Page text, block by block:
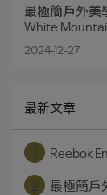
最極簡戶外美
White
2024-12-27
最新文章
Reebok
最極簡戶